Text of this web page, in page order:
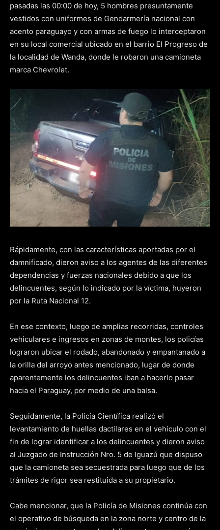
pasadas las 00:00 de hoy, 5 hombres presuntamente
vestidos con uniformes de Gendarmería nacional con
acento paraguayo y con armas de fuego lo interceptaron
en su local comercial ubicado en el barrio El Progreso de
la localidad de Wanda, donde le robaron una camioneta
marca Chevrolet.
Rápidamente, con las características aportadas por el
damnificado, dieron aviso a los agentes de las diferentes
dependencias y fuerzas nacionales debido a que los
delincuentes, según lo indicado por la víctima, huyeron
por la Ruta Nacional 12.
En ese contexto, luego de amplias recorridas, controles
vehiculares e ingresos en zonas de montes, los policías
lograron ubicar el rodado, abandonado y empantanado a
la orilla del arroyo antes mencionado, lugar de donde
aparentemente los delincuentes iban a hacerlo pasar
hacia el Paraguay, por medio de una balsa.
Seguidamente, la Policía Científica realizó el
levantamiento de huellas dactilares en el vehículo con el
fin de lograr identificar a los delincuentes y dieron aviso
al Juzgado de Instrucción Nro. 5 de Iguazú que dispuso
que la camioneta sea secuestrada para luego que de los
trámites de rigor sea restituida a su propietario.
Cabe mencionar, que la Policía de Misiones continúa con
el operativo de búsqueda en la zona norte y centro de la